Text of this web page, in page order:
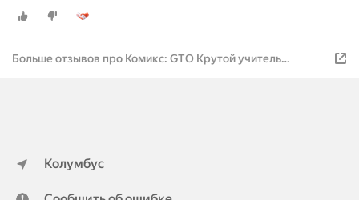
Больше отзывов про Комикс: GTO Крутой учитель
Колумбус